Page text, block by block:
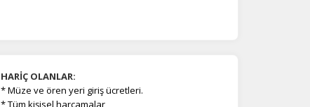
HARİÇ OLANLAR:
*Müze ve ören yeri giriş ücretleri.
* Tüm kişisel harcamalar